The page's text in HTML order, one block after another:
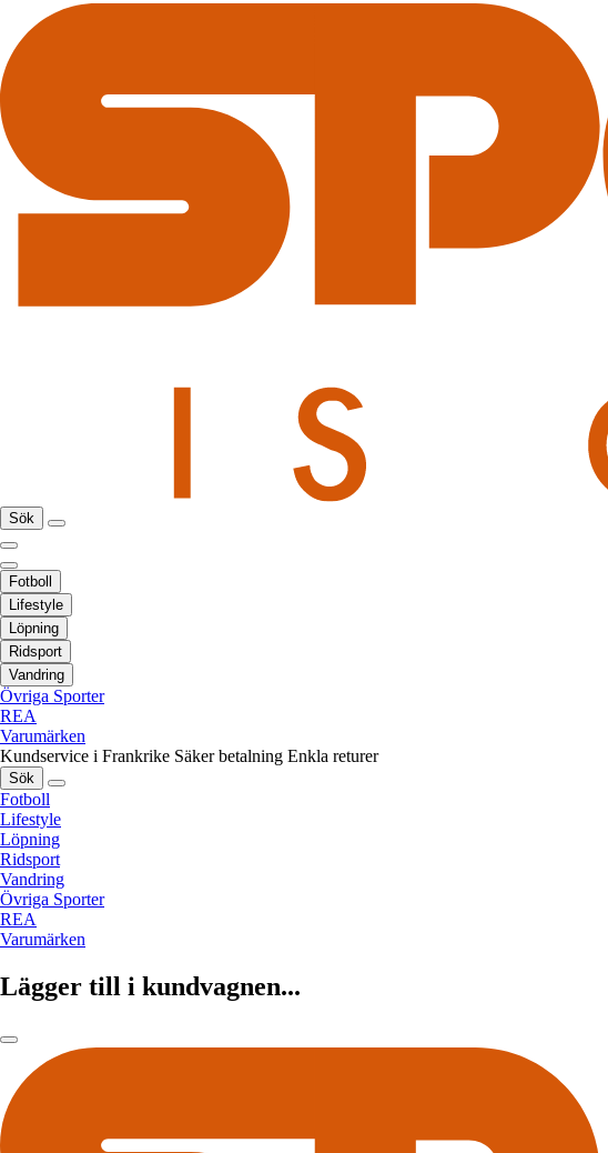
Sök
Fotboll
Lifestyle
Löpning
Ridsport
Vandring
Övriga Sporter
REA
Varumärken
Kundservice i Frankrike Säker betalning Enkla returer
Sök
Fotboll
Lifestyle
Löpning
Ridsport
Vandring
Övriga Sporter
REA
Varumärken
Lägger till i kundvagnen...